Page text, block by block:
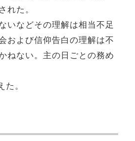
れた。
いなどその理解は相当不足
および信仰告白の理解は不
ねない。主の日ごとの務め
。